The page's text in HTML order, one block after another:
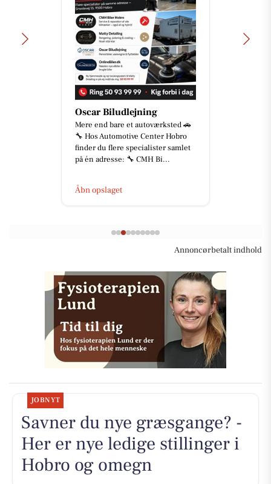
STARK Hobro
Sæsonen for alvor i gang🌱☀️
Hækken kalder, græsset gror – og
vi har et stort udvalg af skov- og
haveprodukter til sæsonens ...
Åbn opslaget
Annoncørbetalt indhold
JOBNYT
Savner du nye græsgange? -
Her er nye ledige stillinger i
Hobro og omegn